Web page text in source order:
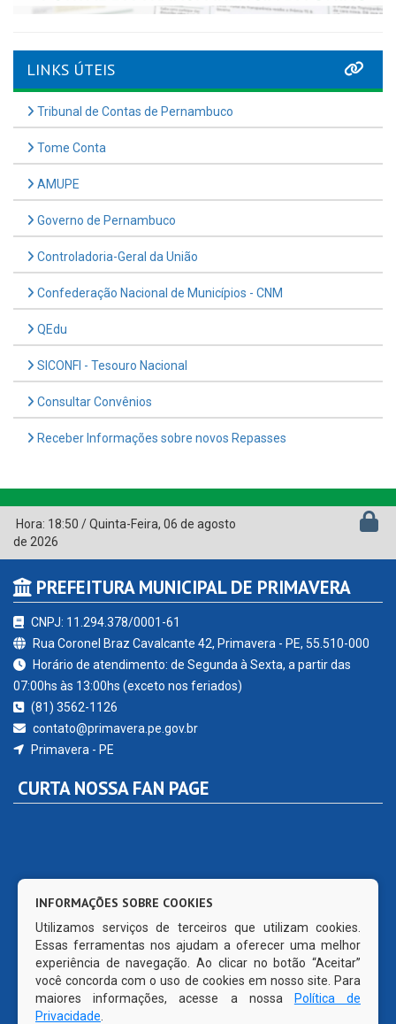
LINKS ÚTEIS
Tribunal de Contas de Pernambuco
Tome Conta
AMUPE
Governo de Pernambuco
Controladoria-Geral da União
Confederação Nacional de Municípios - CNM
QEdu
SICONFI - Tesouro Nacional
Consultar Convênios
Receber Informações sobre novos Repasses
Hora: 18:50 /Quinta-Feira, 06 de agosto
de 2026
PREFEITURA MUNICIPAL DE PRIMAVERA
CNPJ: 11.294.378/0001-61
Rua Coronel Braz Cavalcante 42, Primavera - PE, 55.510-000
Horário de atendimento: de Segunda à Sexta, a partir das
07:00hs às 13:00hs (exceto nos feriados)
(81) 3562-1126
contato@primavera.pe.gov.br
Primavera - PE
CURTA NOSSA FAN PAGE
INFORMAÇÕES SOBRE COOKIES
Utilizamos serviços de terceiros que utilizam cookies.
Essas ferramentas nos ajudam a oferecer uma melhor
experiência de navegação. Ao clicar no botão “Aceitar”
você concorda com o uso de cookies em nosso site. Para
maiores informações, acesse a nossa
Política de
Privacidade